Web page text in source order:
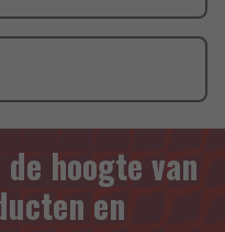
hoogte van
en